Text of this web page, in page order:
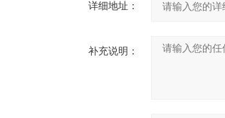
详细地址：
补充说明：